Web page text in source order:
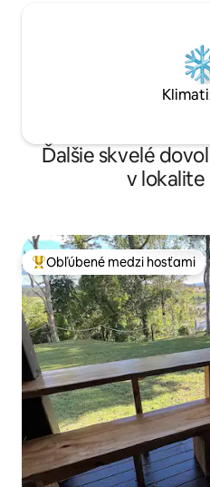
Ďalšie skvelé
v
Najobľúbenejšie medzi
Obľúbené medzi hosťami